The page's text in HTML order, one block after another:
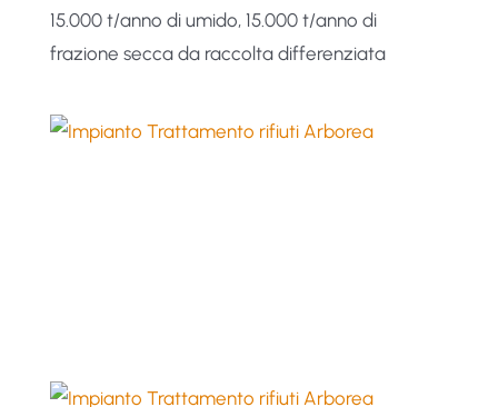
15.000 t/anno di umido, 15.000 t/anno di
frazione secca da raccolta differenziata